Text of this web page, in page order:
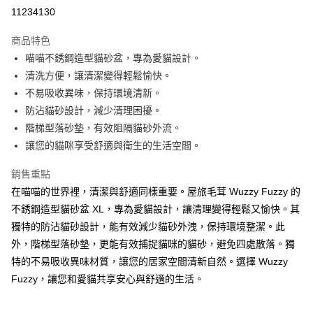
LINE Pay
街口支付
悠遊付
ATM付款
運送方式
每筆NT$100，滿NT$899(含以上)免運費
離島宅配
每筆NT$100，滿NT$899(含以上)免運費
11234130
商品特色
喵喵不銹鋼造型貓砂盆，專為愛貓設計。
清洗方便，讓清潔變得輕鬆愉快。
不易吸收異味，保持環境清新。
防沾貓砂設計，減少清理困擾。
階梯型落砂墊，有效阻隔貓砂外流。
讓您的貓咪享受舒適與衛生的生活空間。
銷售重點
在喵喵的世界裡，清潔與舒適同樣重要。屋旅毛茸 Wuzzy Fuzzy 的
不銹鋼造型貓砂盆 XL，專為愛貓設計，讓清理變得輕鬆又愉快。其
獨特的防沾貓砂設計，能有效減少貓砂外洩，保持環境整潔。此
外，階梯型落砂墊，更能有效捕捉貓咪的貓砂，避免四處散落。獨
特的不易吸收異味材質，讓您的居家空間清新自然。選擇 Wuzzy
Fuzzy，讓您和愛貓共享安心與舒適的生活。